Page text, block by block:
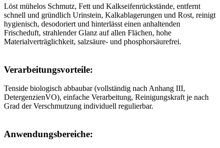
Löst mühelos Schmutz, Fett und Kalkseifenrückstände, entfernt
schnell und gründlich Urinstein, Kalkablagerungen und Rost, reinigt
hygienisch, desodoriert und hinterlässt einen anhaltenden
Frischeduft, strahlender Glanz auf allen Flächen, hohe
Materialverträglichkeit, salzsäure- und phosphorsäurefrei.
Verarbeitungsvorteile:
Tenside biologisch abbaubar (vollständig nach Anhang III,
DetergenzienVO), einfache Verarbeitung, Reinigungskraft je nach
Grad der Verschmutzung individuell regulierbar.
Anwendungsbereiche: